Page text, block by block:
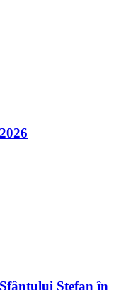
Ștefan în